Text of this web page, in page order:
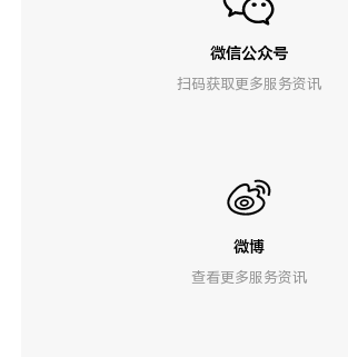
微信公众号
扫码获取更多服务资讯
微博
查看更多服务资讯